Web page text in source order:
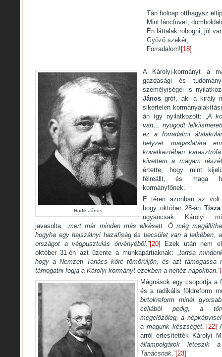
Tán holnap otthagysz
Mint láncfüvet,
Én láttalak robogni, jól
Győző szekér,
Forradalom! [18]
Hadik János
A Károlyi-kormányt a
gazdasági és
személyiségei is
János gróf, aki a király
sikertelen
án így nyilatkozott: „A
van… nyugodt
ez a forradalmi
helyzet magaslatára
következtében
kivettem a magam
értette, hogy mint
félreállt, és maga
kormányfőnek.
E téren azonban az volt
hogy október 28-án
ugyancsak Károlyi
javasolta, „mert már minden más elkésett. Ő még
hogyha egy hajszálnyi hazafiság és becsület van a lelkében,
országot a végpusztulás örvényéből.”[20]
Ezek után nem
október 31-én azt üzente a munkapártiaknak: „tartsa
hogy a Nemzeti Tanács köré tömörüljön, és azt támogassa
támogatni fogja a Károlyi-kormányt ezekben a nehéz napokban.”
Mágnások egy csoportja a
és a radikális földreform
birtokreform minél
céljából pedig, a
megelőzőleg, a
a magunk készségét.”[22]
arról értesítették Károlyi
állampolgárok leteszik
Tanácsnak.”[23]